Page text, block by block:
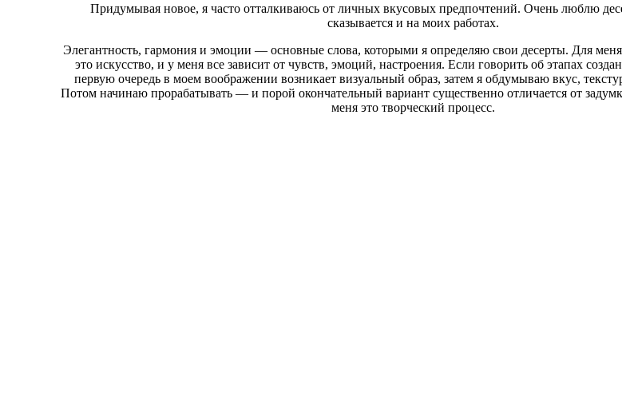
Придумывая новое, я часто отталкиваюсь от личных вкусовых предпочтений. Очень люблю
сказывается и на моих работах.
Элегантность, гармония и эмоции — основные слова, которыми я определяю свои десерты. Для
это искусство, и у меня все зависит от чувств, эмоций, настроения. Если говорить об этапах
первую очередь в моем воображении возникает визуальный образ, затем я обдумываю вкус,
Потом начинаю прорабатывать — и порой окончательный вариант существенно отличается от
меня это творческий процесс.